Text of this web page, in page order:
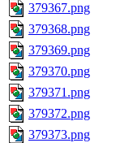
379367.png
379368.png
379369.png
379370.png
379371.png
379372.png
379373.png